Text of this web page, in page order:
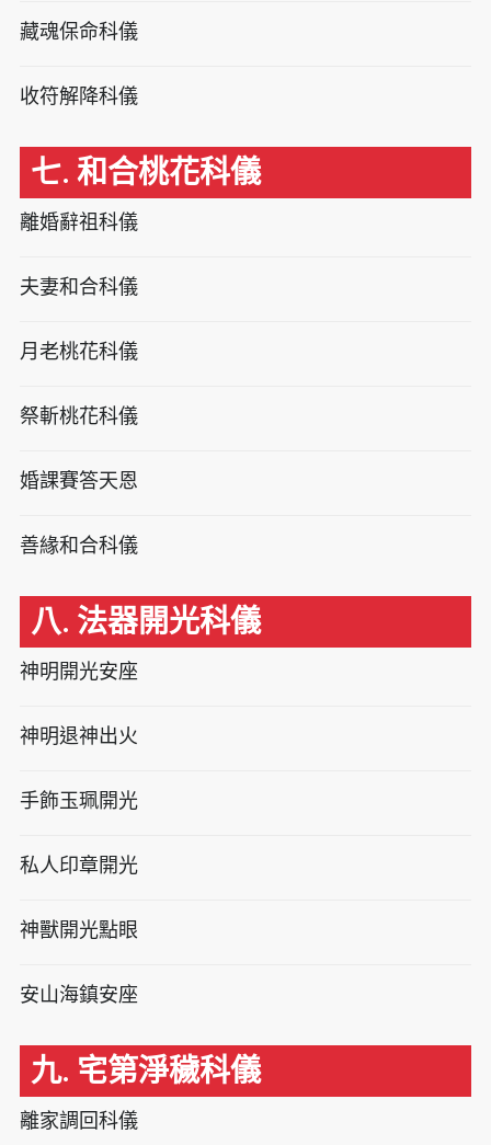
藏魂保命科儀
收符解降科儀
七. 和合桃花科儀
離婚辭祖科儀
夫妻和合科儀
月老桃花科儀
祭斬桃花科儀
婚課賽答天恩
善緣和合科儀
八. 法器開光科儀
神明開光安座
神明退神出火
手飾玉珮開光
私人印章開光
神獸開光點眼
安山海鎮安座
九. 宅第淨穢科儀
離家調回科儀